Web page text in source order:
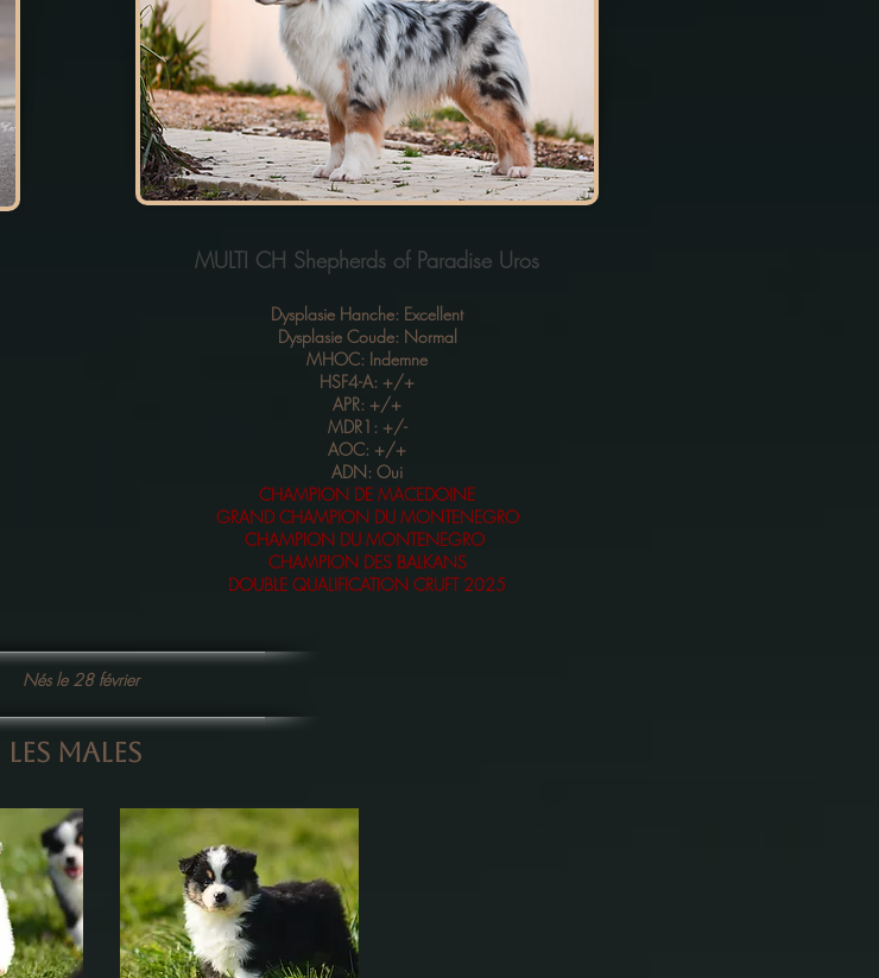
MULTI CH Shepherds of Paradise Uros
Dysplasie Hanche: Excellent
Dysplasie Coude: Normal
MHOC: Indemne
HSF4-A: +/+
APR: +/+
MDR1: +/-
AOC: +/+
ADN: Oui
CHAMPION DE MACEDOINE
GRAND CHAMPION DU MONTENEGRO
CHAMPION DU MONTENEGRO
CHAMPION DES BALKANS
DOUBLE QUALIFICATION CRUFT 2025
Nés le 28 février
LES MALES